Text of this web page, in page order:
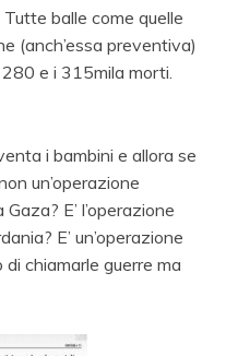
balle come quelle
(anch’essa preventiva)
e i 315mila morti.
i bambini e allora se
un’operazione
E’ l’operazione
E’ un’operazione
chiamarle guerre ma